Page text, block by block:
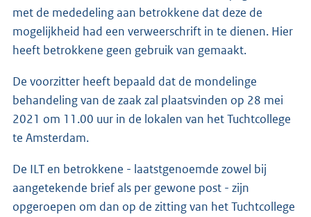
met de mededeling aan betrokkene dat deze de
mogelijkheid had een verweerschrift in te dienen. Hier
heeft betrokkene geen gebruik van gemaakt.
De voorzitter heeft bepaald dat de mondelinge
behandeling van de zaak zal plaatsvinden op 28 mei
2021 om 11.00 uur in de lokalen van het Tuchtcollege
te Amsterdam.
De ILT en betrokkene - laatstgenoemde zowel bij
aangetekende brief als per gewone post - zijn
opgeroepen om dan op de zitting van het Tuchtcollege